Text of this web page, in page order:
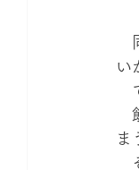
い
ま